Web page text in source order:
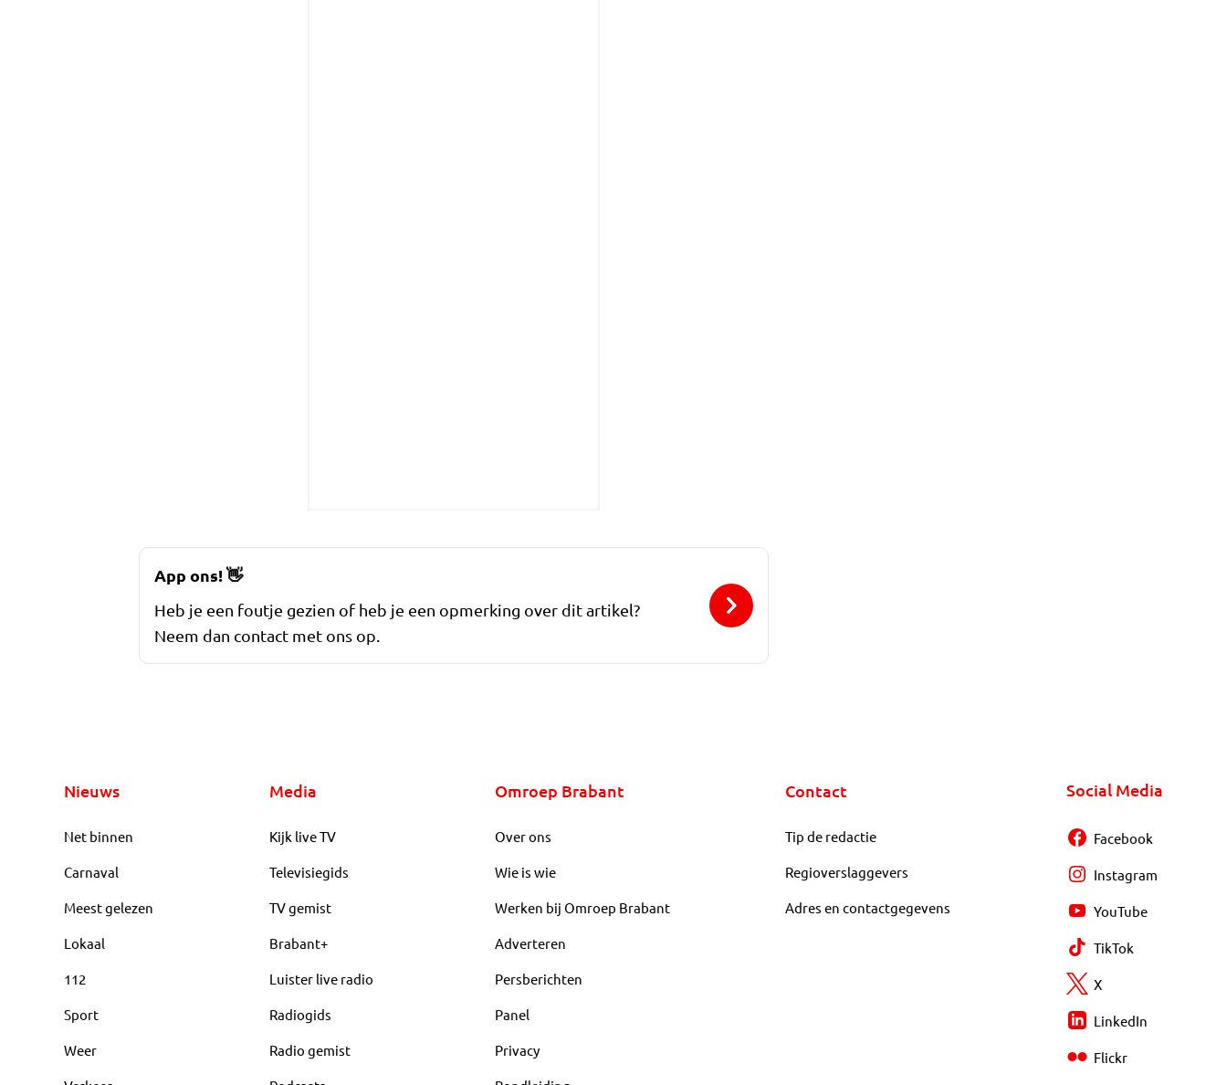
App ons!👋
Heb je een foutje gezien of heb je een opmerking over dit artikel?
Neem dan contact met ons op.
Nieuws
Net binnen
Carnaval
Meest gelezen
Lokaal
112
Sport
Weer
Media
Kijk live TV
Televisiegids
TV gemist
Brabant+
Luister live radio
Radiogids
Radio gemist
Omroep Brabant
Over ons
Wie is wie
Werken bij Omroep Brabant
Adverteren
Persberichten
Panel
Privacy
Contact
Tip de redactie
Regioverslaggevers
Adres en contactgegevens
Social Media
Facebook
Instagram
YouTube
TikTok
X
LinkedIn
Flickr